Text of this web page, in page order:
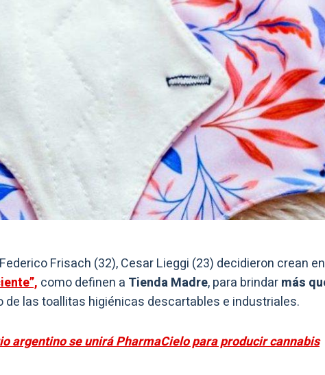
Frisach (32), Cesar Lieggi (23) decidieron crean en
como definen a Tienda Madre, para brindarmás
de las toallitas higiénicas descartables e industriales.
argentino se unirá PharmaCielo para producir cannabis